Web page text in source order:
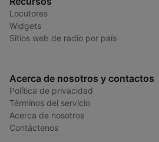
Locutores
Widgets
Sitios web de radio por país
Acerca de nosotros y contactos
Política de privacidad
Términos del servicio
Acerca de nosotros
Contáctenos